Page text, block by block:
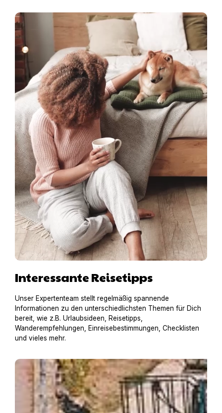
Interessante Reisetipps
Unser Expertenteam stellt regelmäßig spannende
Informationen zu den unterschiedlichsten Themen für Dich
bereit, wie z.B. Urlaubsideen, Reisetipps,
Wanderempfehlungen, Einreisebestimmungen, Checklisten
und vieles mehr.
Hausboot mit Hund